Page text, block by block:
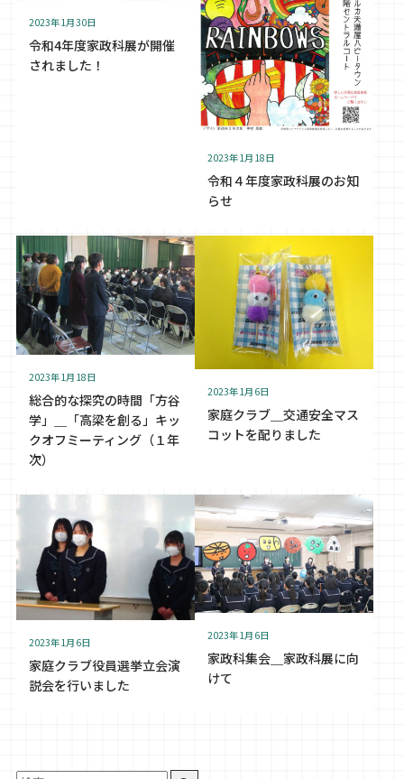
2023年1月30日
令和4年度家政科展が開催
されました！
2023年1月18日
令和４年度家政科展のお知
らせ
2023年1月18日
総合的な探究の時間「方谷
学」＿「高梁を創る」キッ
クオフミーティング（１年
次）
2023年1月6日
家庭クラブ＿交通安全マス
コットを配りました
2023年1月6日
家庭クラブ役員選挙立会演
説会を行いました
2023年1月6日
家政科集会＿家政科展に向
けて